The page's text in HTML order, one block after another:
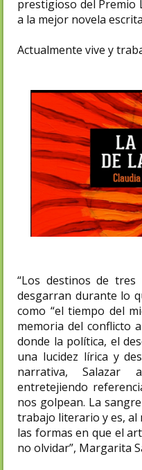
prestigioso del Premio
a la mejor novela
Actualmente vive y
“Los destinos de
desgarran durante lo
como “el tiempo del
memoria del conflicto
donde la política, el
una lucidez lírica y
narrativa, Salazar
entretejiendo
nos golpean. La
trabajo literario y es, al
las formas en que el
no olvidar”, Margarita